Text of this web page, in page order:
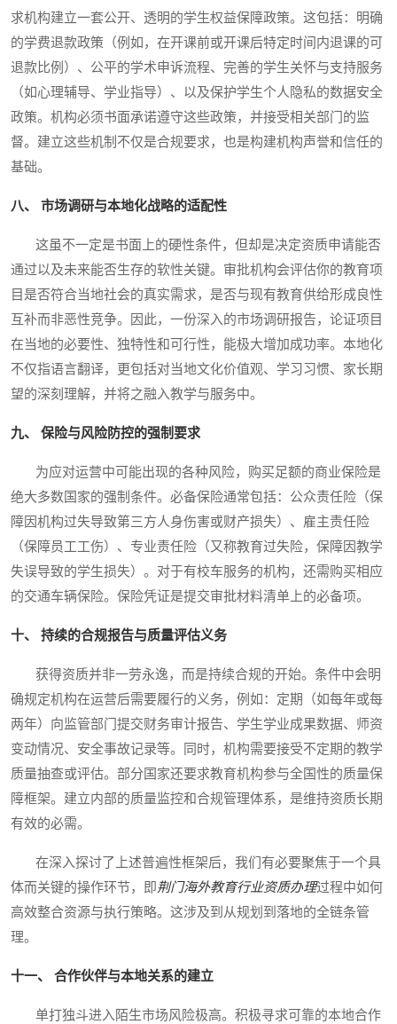
求机构建立一套公开、透明的学生权益保障政策。这包括：明确
的学费退款政策（例如，在开课前或开课后特定时间内退课的可
退款比例）、公平的学术申诉流程、完善的学生关怀与支持服务
（如心理辅导、学业指导）、以及保护学生个人隐私的数据安全
政策。机构必须书面承诺遵守这些政策，并接受相关部门的监
督。建立这些机制不仅是合规要求，也是构建机构声誉和信任的
基础。
八、 市场调研与本地化战略的适配性
这虽不一定是书面上的硬性条件，但却是决定资质申请能否
通过以及未来能否生存的软性关键。审批机构会评估你的教育项
目是否符合当地社会的真实需求，是否与现有教育供给形成良性
互补而非恶性竞争。因此，一份深入的市场调研报告，论证项目
在当地的必要性、独特性和可行性，能极大增加成功率。本地化
不仅指语言翻译，更包括对当地文化价值观、学习习惯、家长期
望的深刻理解，并将之融入教学与服务中。
九、 保险与风险防控的强制要求
为应对运营中可能出现的各种风险，购买足额的商业保险是
绝大多数国家的强制条件。必备保险通常包括：公众责任险（保
障因机构过失导致第三方人身伤害或财产损失）、雇主责任险
（保障员工工伤）、专业责任险（又称教育过失险，保障因教学
失误导致的学生损失）。对于有校车服务的机构，还需购买相应
的交通车辆保险。保险凭证是提交审批材料清单上的必备项。
十、 持续的合规报告与质量评估义务
获得资质并非一劳永逸，而是持续合规的开始。条件中会明
确规定机构在运营后需要履行的义务，例如：定期（如每年或每
两年）向监管部门提交财务审计报告、学生学业成果数据、师资
变动情况、安全事故记录等。同时，机构需要接受不定期的教学
质量抽查或评估。部分国家还要求教育机构参与全国性的质量保
障框架。建立内部的质量监控和合规管理体系，是维持资质长期
有效的必需。
在深入探讨了上述普遍性框架后，我们有必要聚焦于一个具
体而关键的操作环节，即荆门海外教育行业资质办理过程中如何
高效整合资源与执行策略。这涉及到从规划到落地的全链条管
理。
十一、 合作伙伴与本地关系的建立
单打独斗进入陌生市场风险极高。积极寻求可靠的本地合作